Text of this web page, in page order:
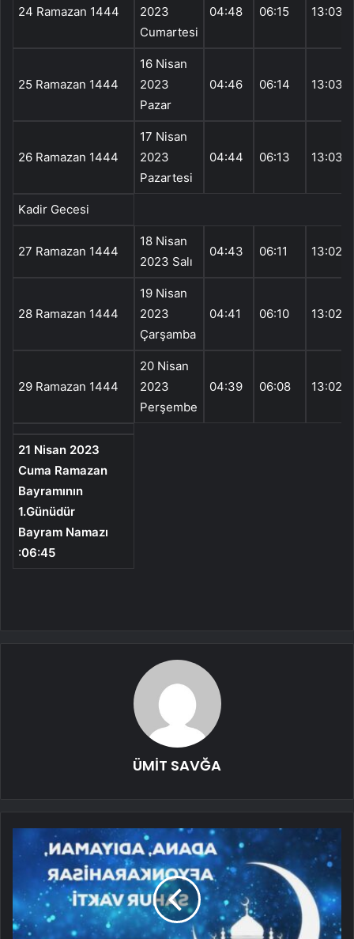
24 Ramazan 1444
2023
Cumartesi
04:48 06:15 13:03
25 Ramazan 1444
16 Nisan
2023
Pazar
04:46 06:14 13:03
26 Ramazan 1444
17 Nisan
2023
Pazartesi
04:44 06:13 13:03
Kadir Gecesi
27 Ramazan 1444
18 Nisan
2023 Salı
04:43 06:11 13:02
28 Ramazan 1444
19 Nisan
2023
Çarşamba
04:41 06:10 13:02
29 Ramazan 1444
20 Nisan
2023
Perşembe
04:39 06:08 13:02
21 Nisan 2023
Cuma Ramazan
Bayramının
1.Günüdür
Bayram Namazı
:06:45
ÜMİT SAVĞA